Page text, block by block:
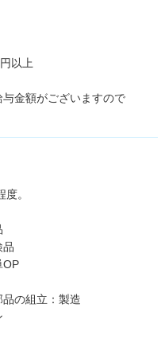
以上
金額がございますので
。
品
OP
品の組立：製造